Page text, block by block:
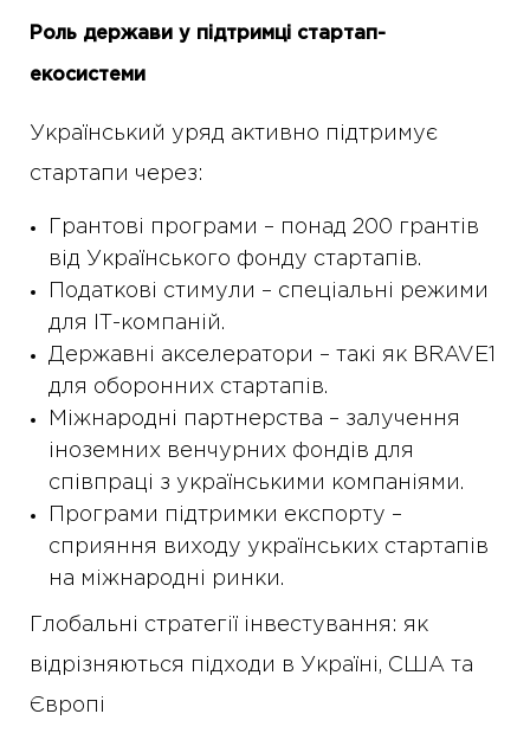
Роль держави у підтримці стартап-
екосистеми
Український уряд активно підтримує
стартапи через:
Грантові програми – понад 200 грантів
від Українського фонду стартапів.
Податкові стимули – спеціальні режими
для ІТ-компаній.
Державні акселератори – такі як BRAVE1
для оборонних стартапів.
Міжнародні партнерства – залучення
іноземних венчурних фондів для
співпраці з українськими компаніями.
Програми підтримки експорту –
сприяння виходу українських стартапів
на міжнародні ринки.
Глобальні стратегії інвестування: як
відрізняються підходи в Україні, США та
Європі